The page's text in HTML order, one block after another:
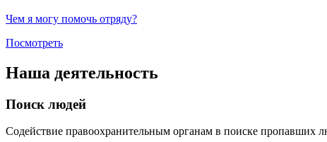
Чем я могу помочь отряду?
Посмотреть
Наша деятельность
Поиск людей
Содействие правоохранительным органам в поиске пропавших